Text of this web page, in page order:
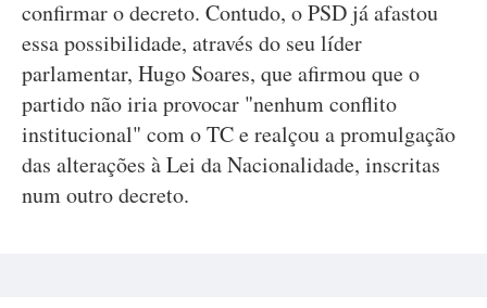
confirmar o decreto. Contudo, o PSD já afastou
essa possibilidade, através do seu líder
parlamentar, Hugo Soares, que afirmou que o
partido não iria provocar "nenhum conflito
institucional" com o TC e realçou a promulgação
das alterações à Lei da Nacionalidade, inscritas
num outro decreto.